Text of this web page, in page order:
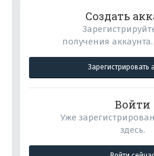
Создать
получения
Зарегистрировать
Войти
Уже
здесь.